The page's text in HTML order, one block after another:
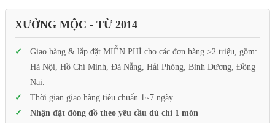
XƯỞNG MỘC - TỪ 2014
Giao hàng & lắp đặt MIỄN PHÍ cho các đơn hàng >2 triệu, gồm:
Hà Nội, Hồ Chí Minh, Đà Nẵng, Hải Phòng, Bình Dương, Đồng
Nai.
Thời gian giao hàng tiêu chuẩn 1~7 ngày
Nhận đặt đóng đồ theo yêu cầu dù chỉ 1 món